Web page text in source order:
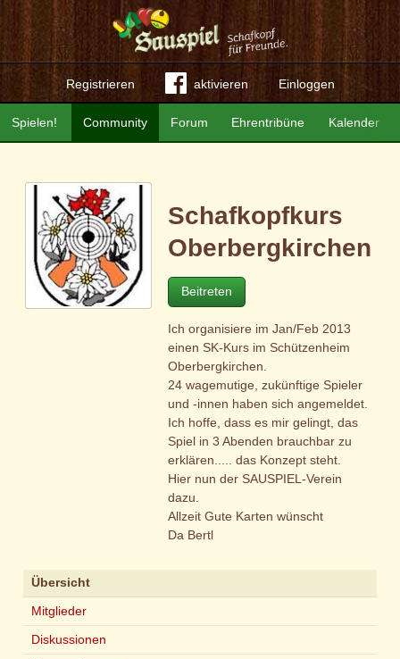
Registrieren aktivieren Einloggen
Community Forum Ehrentribüne Kalender
Spielen!
Schafkopfkurs
Oberbergkirchen
Beitreten
Ich organisiere im Jan/Feb 2013
einen SK-Kurs im Schützenheim
Oberbergkirchen.
24 wagemutige, zukünftige Spieler
und -innen haben sich angemeldet.
Ich hoffe, dass es mir gelingt, das
Spiel in 3 Abenden brauchbar zu
erklären..... das Konzept steht.
Hier nun der SAUSPIEL-Verein
dazu.
Allzeit Gute Karten wünscht
Da Bertl
Übersicht
Mitglieder
Diskussionen